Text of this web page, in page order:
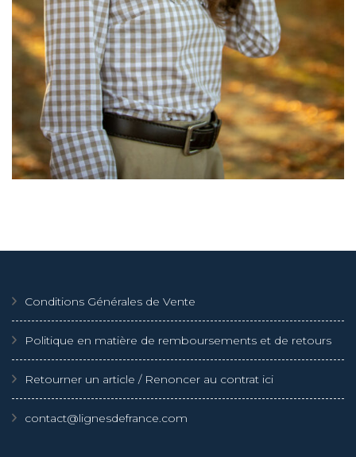
Conditions Générales de Vente
Politique en matière de remboursements et de retours
Retourner un article / Renoncer au contrat ici
contact@lignesdefrance.com